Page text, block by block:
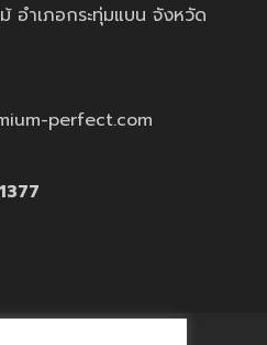
อำเภอกระทุ่มแบน จังหวัด
perfect.com